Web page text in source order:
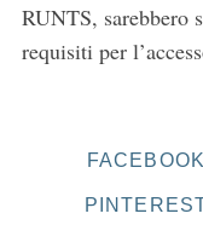
RUNTS, sarebbero
requisiti per
FACEBOOK